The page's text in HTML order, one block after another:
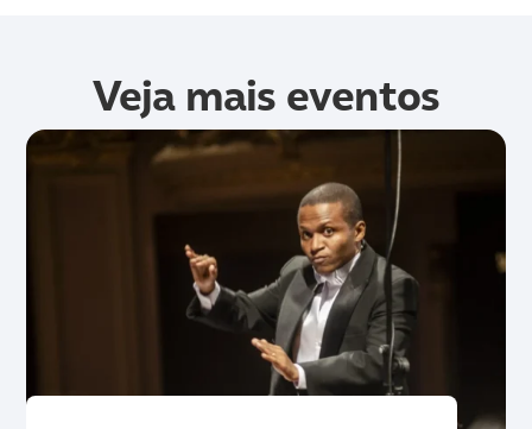
Veja mais eventos